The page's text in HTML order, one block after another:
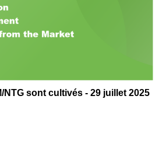
NTG sont cultivés - 29 juillet 2025